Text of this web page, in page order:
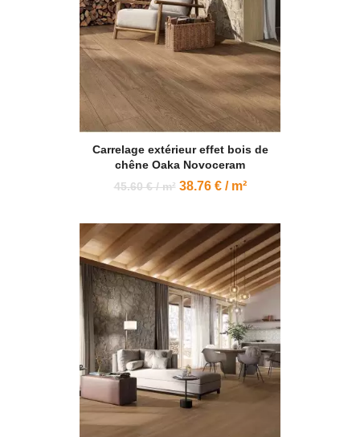
Carrelage extérieur effet bois de
chêne Oaka Novoceram
45.60 € / m² 38.76 € / m²